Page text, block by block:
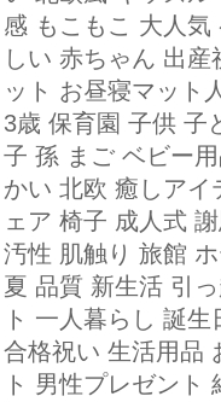
感 もこもこ 大人
しい 赤ちゃん 出
ット お昼寝マット
3歳 保育園 子供 子
子 孫 まご ベビー
かい 北欧 癒しア
ェア 椅子 成人式
汚性 肌触り 旅館
夏 品質 新生活 引
ト 一人暮らし 誕
合格祝い 生活用品
ト 男性プレゼント